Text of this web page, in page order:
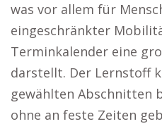
was vor allem für
eingeschränkter
Terminkalender eine
darstellt. Der Lernstoff
gewählten Abschnitten
ohne an feste Zeiten